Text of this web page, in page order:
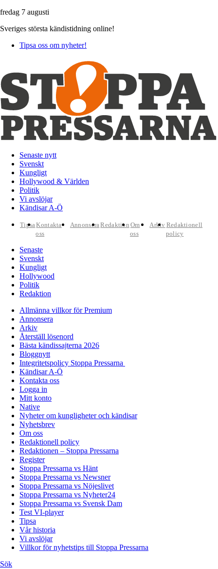
fredag 7 augusti
Sveriges största kändistidning online!
Tipsa oss om nyheter!
Senaste nytt
Svenskt
Kungligt
Hollywood & Världen
Politik
Vi avslöjar
Kändisar A-Ö
TipsaKontakta
oss
AnnonseraRedaktion Om
oss
Arkiv Redaktionell
policy
Senaste
Svenskt
Kungligt
Hollywood
Politik
Redaktion
Allmänna villkor för Premium
Annonsera
Arkiv
Återställ lösenord
Bästa kändissajterna 2026
Bloggnytt
Integritetspolicy Stoppa Pressarna
Kändisar A-Ö
Kontakta oss
Logga in
Mitt konto
Native
Nyheter om kungligheter och kändisar
Nyhetsbrev
Om oss
Redaktionell policy
Redaktionen – Stoppa Pressarna
Register
Stoppa Pressarna vs Hänt
Stoppa Pressarna vs Newsner
Stoppa Pressarna vs Nöjeslivet
Stoppa Pressarna vs Nyheter24
Stoppa Pressarna vs Svensk Dam
Test VI-player
Tipsa
Vår historia
Vi avslöjar
Villkor för nyhetstips till Stoppa Pressarna
Sök